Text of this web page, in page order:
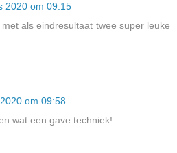
2020 om 09:15
als eindresultaat twee super leuke
om 09:58
wat een gave techniek!